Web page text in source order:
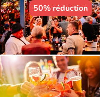
50% réduction